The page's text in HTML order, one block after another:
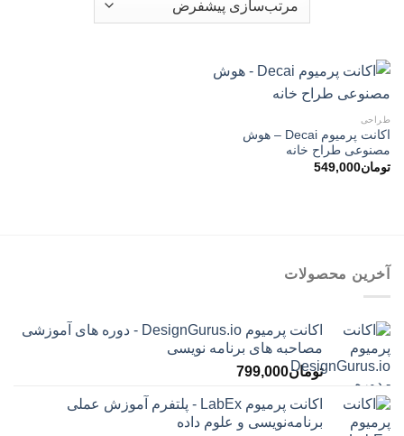
طراحی
اکانت پرمیوم Decai – هوش
مصنوعی طراح خانه
تومان549,000
آخرین محصولات
اکانت پرمیوم DesignGurus.io - دوره ‌های آموزشی
مصاحبه ‌های برنامه نویسی
تومان799,000
اکانت پرمیوم LabEx - پلتفرم آموزش عملی
برنامه‌نویسی و علوم داده